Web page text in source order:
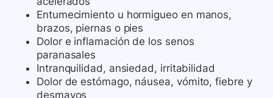
Entumecimiento u hormigueo en manos,
brazos, piernas o pies
Dolor e inflamación de los senos
paranasales
Intranquilidad, ansiedad, irritabilidad
Dolor de estómago, náusea, vómito, fiebre y
desmayos